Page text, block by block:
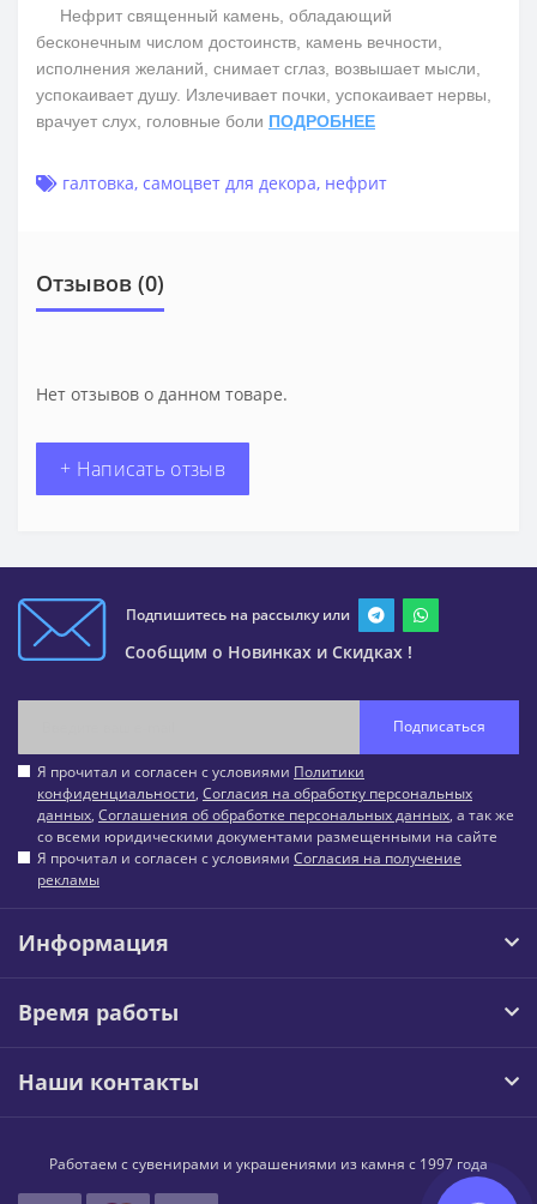
Нефрит священный камень, обладающий
бесконечным числом достоинств, камень вечности,
исполнения желаний, снимает сглаз, возвышает мысли,
успокаивает душу. Излечивает почки, успокаивает нервы,
врачует слух, головные боли ПОДРОБНЕЕ
галтовка, самоцвет для декора, нефрит
Отзывов (0)
Нет отзывов о данном товаре.
+ Написать отзыв
Подпишитесь на рассылку или
Сообщим о Новинках и Скидках !
Подписаться
Я прочитал и согласен с условиями Политики
конфиденциальности, Согласия на обработку персональных
данных, Соглашения об обработке персональных данных, а так же
со всеми юридическими документами размещенными на сайте
Я прочитал и согласен с условиями Согласия на получение
рекламы
Информация
Время работы
Наши контакты
Работаем с сувенирами и украшениями из камня с 1997 года